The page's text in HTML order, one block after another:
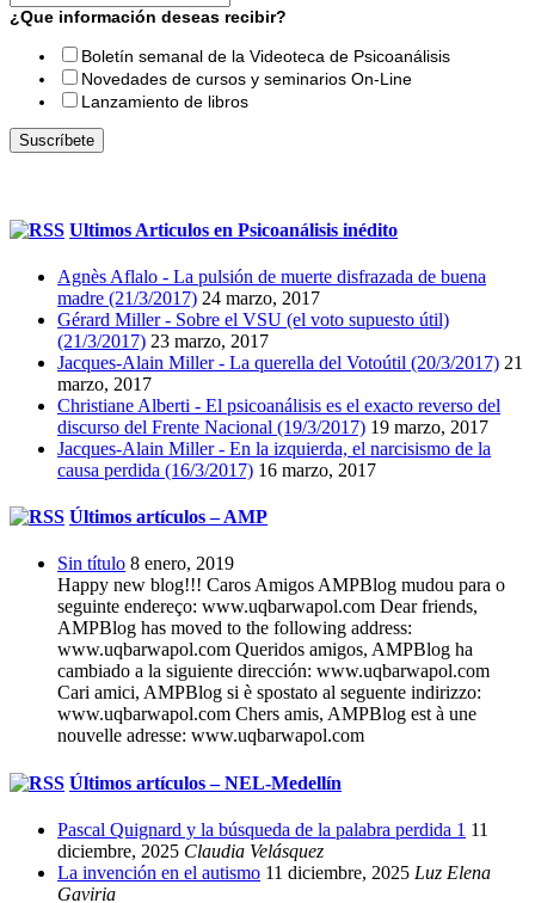
¿Que información deseas recibir?
Boletín semanal de la Videoteca de Psicoanálisis
Novedades de cursos y seminarios On-Line
Lanzamiento de libros
Ultimos Articulos en Psicoanálisis inédito
Agnès Aflalo - La pulsión de muerte disfrazada de buena
madre (21/3/2017) 24 marzo, 2017
Gérard Miller - Sobre el VSU (el voto supuesto útil)
(21/3/2017) 23 marzo, 2017
Jacques-Alain Miller - La querella del Votoútil (20/3/2017) 21
marzo, 2017
Christiane Alberti - El psicoanálisis es el exacto reverso del
discurso del Frente Nacional (19/3/2017) 19 marzo, 2017
Jacques-Alain Miller - En la izquierda, el narcisismo de la
causa perdida (16/3/2017) 16 marzo, 2017
Últimos artículos – AMP
Sin título 8 enero, 2019
Happy new blog!!! Caros Amigos AMPBlog mudou para o
seguinte endereço: www.uqbarwapol.com Dear friends,
AMPBlog has moved to the following address:
www.uqbarwapol.com Queridos amigos, AMPBlog ha
cambiado a la siguiente dirección: www.uqbarwapol.com
Cari amici, AMPBlog si è spostato al seguente indirizzo:
www.uqbarwapol.com Chers amis, AMPBlog est à une
nouvelle adresse: www.uqbarwapol.com
Últimos artículos – NEL-Medellín
Pascal Quignard y la búsqueda de la palabra perdida 1 11
diciembre, 2025 Claudia Velásquez
La invención en el autismo 11 diciembre, 2025 Luz Elena
Gaviria